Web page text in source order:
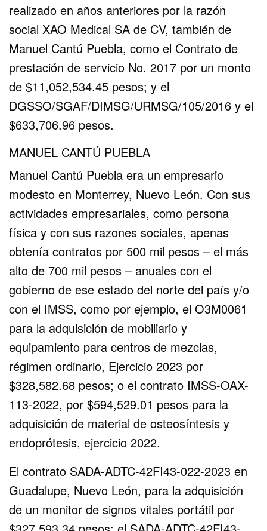
realizado en años anteriores por la razón
social XAO Medical SA de CV, también de
Manuel Cantú Puebla, como el Contrato de
prestación de servicio No. 2017 por un monto
de $11,052,534.45 pesos; y el
DGSSO/SGAF/DIMSG/URMSG/105/2016 y el
$633,706.96 pesos.
MANUEL CANTÚ PUEBLA
Manuel Cantú Puebla era un empresario
modesto en Monterrey, Nuevo León. Con sus
actividades empresariales, como persona
física y con sus razones sociales, apenas
obtenía contratos por 500 mil pesos – el más
alto de 700 mil pesos – anuales con el
gobierno de ese estado del norte del país y/o
con el IMSS, como por ejemplo, el O3M0061
para la adquisición de mobiliario y
equipamiento para centros de mezclas,
régimen ordinario, Ejercicio 2023 por
$328,582.68 pesos; o el contrato IMSS-OAX-
113-2022, por $594,529.01 pesos para la
adquisición de material de osteosíntesis y
endoprótesis, ejercicio 2022.
El contrato SADA-ADTC-42FI43-022-2023 en
Guadalupe, Nuevo León, para la adquisición
de un monitor de signos vitales portátil por